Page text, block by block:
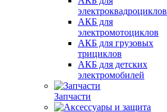
электроквадроциклов
АКБ для
электромотоциклов
АКБ для грузовых
трициклов
АКБ для детских
электромобилей
Запчасти